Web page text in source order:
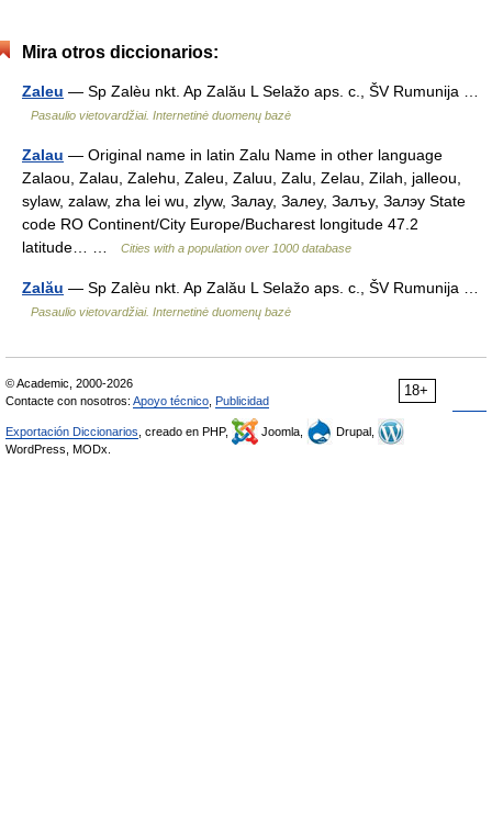
Mira otros diccionarios:
Zaleu — Sp Zalèu nkt. Ap Zalău L Selažo aps. c., ŠV Rumunija …
Pasaulio vietovardžiai. Internetinė duomenų bazė
Zalau — Original name in latin Zalu Name in other language
Zalaou, Zalau, Zalehu, Zaleu, Zaluu, Zalu, Zelau, Zilah, jalleou,
sylaw, zalaw, zha lei wu, zlyw, Залау, Залеу, Залъу, Залэу State
code RO Continent/City Europe/Bucharest longitude 47.2
latitude… …
Cities with a population over 1000 database
Zalău — Sp Zalèu nkt. Ap Zalău L Selažo aps. c., ŠV Rumunija …
Pasaulio vietovardžiai. Internetinė duomenų bazė
18+
© Academic, 2000-2026
Contacte con nosotros: Apoyo técnico Publicidad
Exportación Diccionarios , creado en PHP, Joomla,
Drupal,
WordPress, MODx.